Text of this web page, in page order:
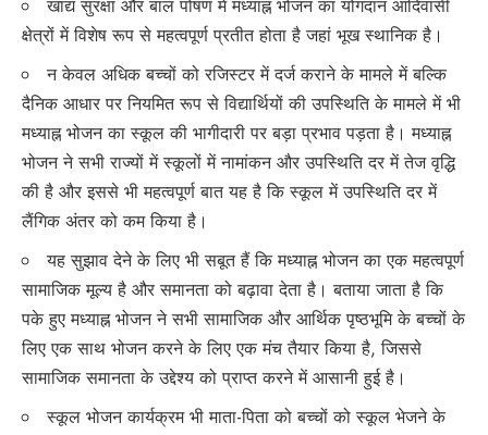
खाद्य सुरक्षा और बाल पोषण में मध्याह्न भोजन का योगदान आदिवासी
क्षेत्रों में विशेष रूप से महत्वपूर्ण प्रतीत होता है जहां भूख स्थानिक है।
न केवल अधिक बच्चों को रजिस्टर में दर्ज कराने के मामले में बल्कि
दैनिक आधार पर नियमित रूप से विद्यार्थियों की उपस्थिति के मामले में भी
मध्याह्न भोजन का स्कूल की भागीदारी पर बड़ा प्रभाव पड़ता है। मध्याह्न
भोजन ने सभी राज्यों में स्कूलों में नामांकन और उपस्थिति दर में तेज वृद्धि
की है और इससे भी महत्वपूर्ण बात यह है कि स्कूल में उपस्थिति दर में
लैंगिक अंतर को कम किया है।
यह सुझाव देने के लिए भी सबूत हैं कि मध्याह्न भोजन का एक महत्वपूर्ण
सामाजिक मूल्य है और समानता को बढ़ावा देता है। बताया जाता है कि
पके हुए मध्याह्न भोजन ने सभी सामाजिक और आर्थिक पृष्ठभूमि के बच्चों के
लिए एक साथ भोजन करने के लिए एक मंच तैयार किया है, जिससे
सामाजिक समानता के उद्देश्य को प्राप्त करने में आसानी हुई है।
स्कूल भोजन कार्यक्रम भी माता-पिता को बच्चों को स्कूल भेजने के